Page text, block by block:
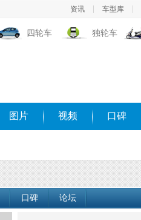
资讯 车型库
四轮车 独轮车
图片 视频 口碑
口碑 论坛